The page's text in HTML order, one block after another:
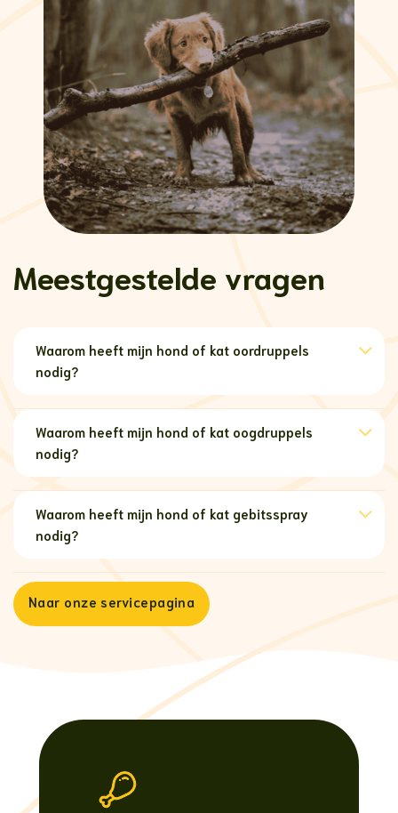
Meestgestelde vragen
Waarom heeft mijn hond of kat oordruppels
nodig?
Waarom heeft mijn hond of kat oogdruppels
nodig?
Waarom heeft mijn hond of kat gebitsspray
nodig?
Naar onze servicepagina